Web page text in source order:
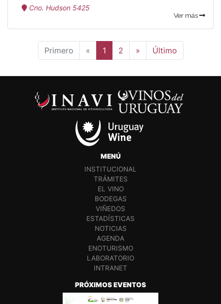
Cno. Hudson 5425
Ver más
Primero « Anterior
1 2 »Siguiente
Último
MENÚ
INSTITUCIONAL
TRÁMITES
EL VINO
BODEGAS
VIÑEDOS
ESTADÍSTICAS
NOTICIAS
AGENDA
ENOTURISMO
LABORATORIO
INTRANET
PRÓXIMOS EVENTOS